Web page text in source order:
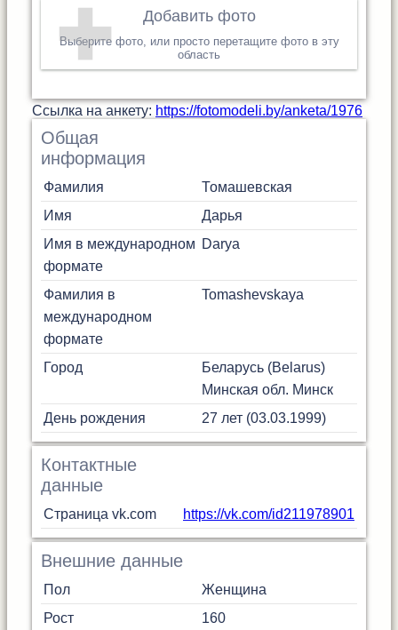
Добавить фото
Выберите фото, или просто перетащите фото в эту
область
Cсылка на анкету: https://fotomodeli.by/anketa/1976
Общая
информация
Фамилия
Томашевская
Имя
Дарья
Имя в международном
формате
Darya
Фамилия в
международном
формате
Tomashevskaya
Город
Беларусь (Belarus)
Минская обл. Минск
День рождения
27 лет (03.03.1999)
Контактные
данные
Страница vk.com https://vk.com/id211978901
Внешние данные
Пол
Женщина
Рост
160